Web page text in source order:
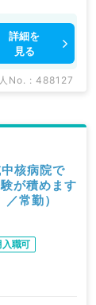
の医療機
。
詳細を
見る
No. : 488127
核病院で
が積めます
常勤）
職可